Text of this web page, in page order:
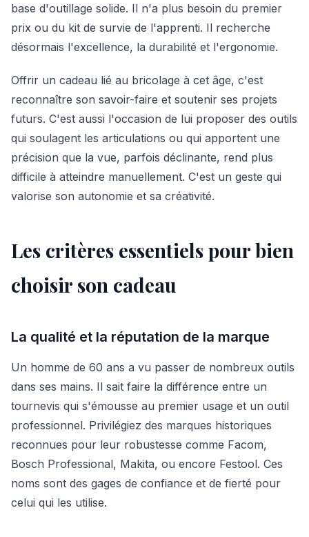
base d'outillage solide. Il n'a plus besoin du premier
prix ou du kit de survie de l'apprenti. Il recherche
désormais l'excellence, la durabilité et l'ergonomie.
Offrir un cadeau lié au bricolage à cet âge, c'est
reconnaître son savoir-faire et soutenir ses projets
futurs. C'est aussi l'occasion de lui proposer des outils
qui soulagent les articulations ou qui apportent une
précision que la vue, parfois déclinante, rend plus
difficile à atteindre manuellement. C'est un geste qui
valorise son autonomie et sa créativité.
Les critères essentiels pour bien
choisir son cadeau
La qualité et la réputation de la marque
Un homme de 60 ans a vu passer de nombreux outils
dans ses mains. Il sait faire la différence entre un
tournevis qui s'émousse au premier usage et un outil
professionnel. Privilégiez des marques historiques
reconnues pour leur robustesse comme Facom,
Bosch Professional, Makita, ou encore Festool. Ces
noms sont des gages de confiance et de fierté pour
celui qui les utilise.